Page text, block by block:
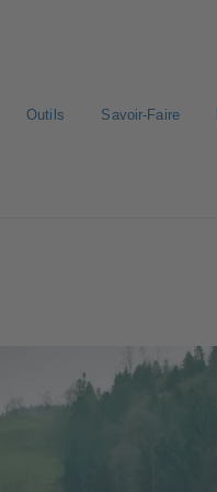
Outils Savoir-Faire